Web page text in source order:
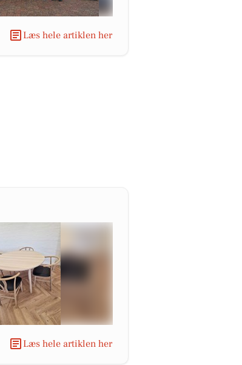
Læs hele artiklen her
Læs hele artiklen her